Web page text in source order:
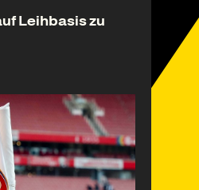
Leihbasis zu